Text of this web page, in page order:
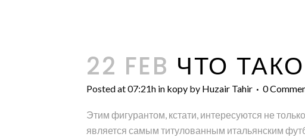
22 FEB ЧТО
Posted at 07:21h in kopy by Huzair Tahir 0
Этим фигурантом, кстати, интересуются не
является самым титулованным итальянским